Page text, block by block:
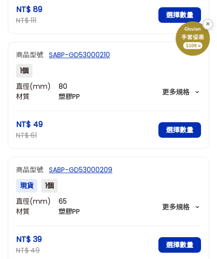
(mm)
NT$ 89
NT$ 111
選擇數量
商品型號 SABP-GD53000210
1個
直徑(mm)
80
材質
塑膠PP
(mm)
更多規格
NT$ 49
NT$ 61
選擇數量
商品型號 SABP-GD53000209
現貨
1個
直徑(mm)
65
材質
塑膠PP
(mm)
更多規格
NT$ 39
NT$ 49
選擇數量
×